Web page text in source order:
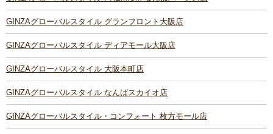
GINZAグローバルスタイル グランフロント大阪店
GINZAグローバルスタイル ディアモール大阪店
GINZAグローバルスタイル 大阪本町店
GINZAグローバルスタイル なんばスカイオ店
GINZAグローバルスタイル・コンフォート 枚方モール店